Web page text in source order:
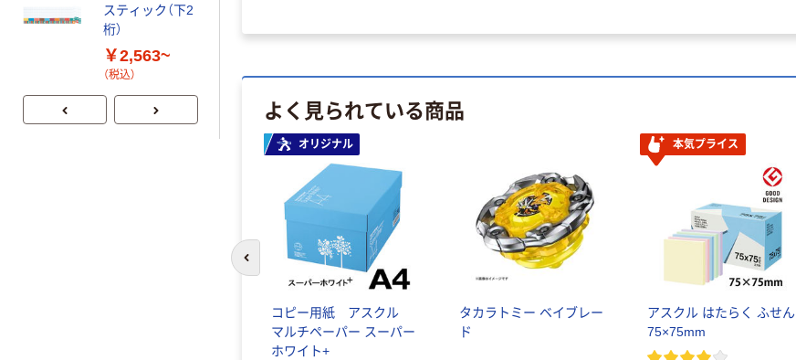
よく見られている商品
オリジナル
コピー用紙 アスクル
マルチペーパー スーパー
ホワイト+
タカラトミー ベイブレー
ド
本気プライス
アスクル はたらく ふせん
75×75mm
前のスライドへ
スティック（下2
桁）
￥2,563~
（税込） （税込）